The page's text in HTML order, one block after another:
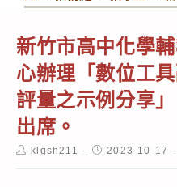
新竹市高中化學
心辦理「數位工
評量之示例分享
出席。
Postklgsh211
Post2023-10-17